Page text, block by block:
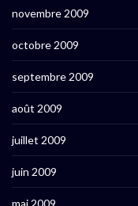
novembre 2009
octobre 2009
septembre 2009
août 2009
juillet 2009
juin 2009